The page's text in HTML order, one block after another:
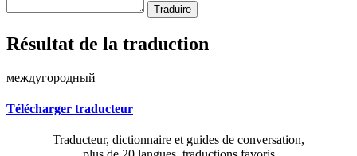
Résultat de la traduction
междугородный
Télécharger traducteur
Traducteur, dictionnaire et guides de conversation,